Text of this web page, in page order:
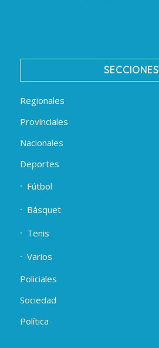
SECCIONES
Regionales
Provinciales
Nacionales
Deportes
Fútbol
Básquet
Tenis
Varios
Policiales
Sociedad
Política